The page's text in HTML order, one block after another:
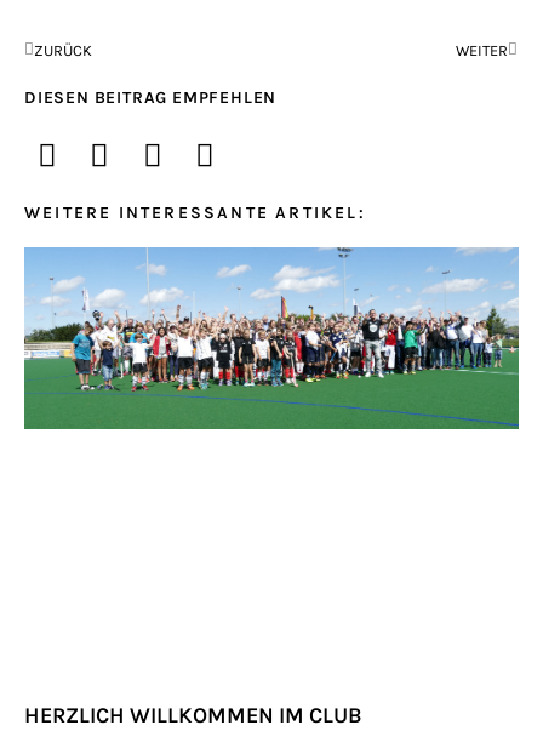
ZURÜCK WEITER
DIESEN BEITRAG EMPFEHLEN
WEITERE INTERESSANTE ARTIKEL:
HERZLICH WILLKOMMEN IM CLUB